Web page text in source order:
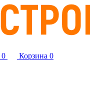
0 Корзина 0